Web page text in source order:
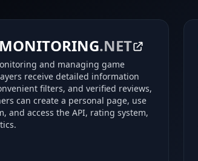
MONITORING.NET
and managing game
receive detailed information
filters, and verified reviews,
can create a personal page, use
and access the API, rating system,